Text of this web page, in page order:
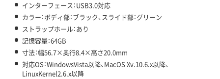
インターフェース：USB3.0対応
カラー：ボディ部：ブラック、スライド部：グリーン
ストラップホール：あり
記憶容量：64GB
寸法：幅56.7×奥行8.4×高さ20.0mm
対応OS：WindowsVista以降、MacOS Xv.10.6.x以降、
LinuxKernel2.6.x以降